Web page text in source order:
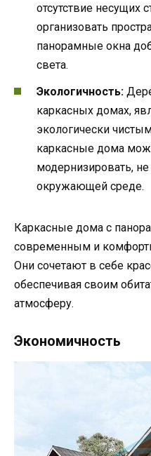
отсутствие несущих
организовать
панорамные окна
света.
Экологичность:
каркасных домах,
экологически
каркасные дома
модернизировать,
окружающей среде.
Каркасные дома с
современным и
Они сочетают в себе
обеспечивая своим
атмосферу.
Экономичность